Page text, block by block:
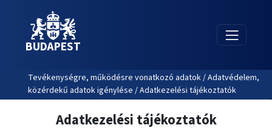
BUDAPEST
Tevékenységre, működésre vonatkozó adatok / Adatvédelem,
közérdekű adatok igénylése / Adatkezelési tájékoztatók
Adatkezelési tájékoztatók